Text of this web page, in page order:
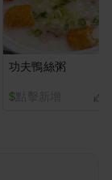
功夫鴨絲粥
$